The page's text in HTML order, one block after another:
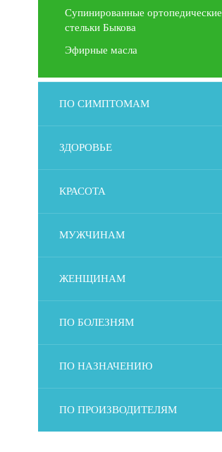
Супинированные ортопедические
стельки Быкова
Эфирные масла
ПО СИМПТОМАМ
ЗДОРОВЬЕ
КРАСОТА
МУЖЧИНАМ
ЖЕНЩИНАМ
ПО БОЛЕЗНЯМ
ПО НАЗНАЧЕНИЮ
ПО ПРОИЗВОДИТЕЛЯМ